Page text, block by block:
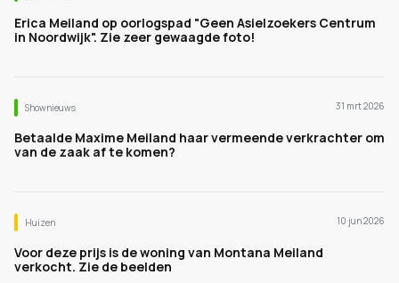
Erica Meiland op oorlogspad "Geen Asielzoekers Centrum
in Noordwijk". Zie zeer gewaagde foto!
Shownieuws 31 mrt 2026
Betaalde Maxime Meiland haar vermeende verkrachter om
van de zaak af te komen?
Huizen 10 jun 2026
Voor deze prijs is de woning van Montana Meiland
verkocht. Zie de beelden